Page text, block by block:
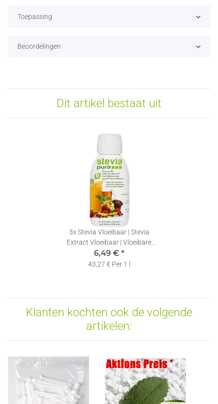
Toepassing
Beoordelingen
Dit artikel bestaat uit
3xStevia Vloeibaar | Stevia
Extract Vloeibaar | Vloeibare
Zoetstof | 150ml
6,49 € *
43,27 € Per 1 l
Klanten kochten ook de volgende
artikelen: